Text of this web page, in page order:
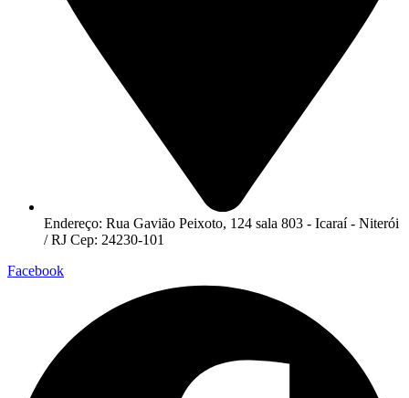
Endereço: Rua Gavião Peixoto, 124 sala 803 - Icaraí - Niterói
/ RJ Cep: 24230-101
Facebook